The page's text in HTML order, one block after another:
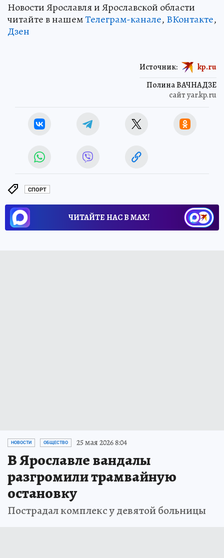
Новости Ярославля и Ярославской области
читайте в нашемТелеграм-канале, ВКонтакте,
Дзен
Полина ВАЧНАДЗЕ
сайт yar.kp.ru
Источник: kp.ru
СПОРТ
ЧИТАЙТЕ НАС В МАХ!
НОВОСТИ ОБЩЕСТВО 25 мая 2026 8:04
В Ярославле вандалы
разгромили трамвайную
остановку
Пострадал комплекс у девятой больницы